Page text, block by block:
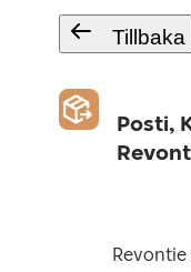
Tillbaka
Posti,